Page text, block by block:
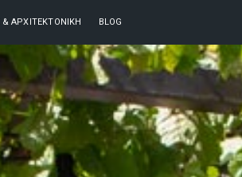
& ΑΡΧΙΤΕΚΤΟΝΙΚΉ BLOG